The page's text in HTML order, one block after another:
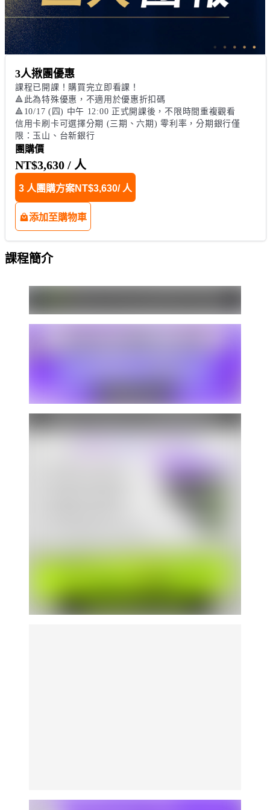
3人揪團優惠
課程已開課！購買完立即看課！
🔺此為特殊優惠，不適用於優惠折扣碼
🔺10/17 (四) 中午 12:00 正式開課後，不限時間重複觀看
信用卡刷卡可選擇分期 (三期、六期) 零利率，分期銀行僅
限：玉山、台新銀行
團購價
NT$3,630 / 人
3 人團購方案NT$3,630/ 人
添加至購物車
課程簡介